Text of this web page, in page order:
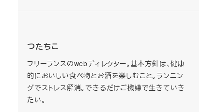
つたちこ
フリーランスのwebディレクター。基本方針は、健康
的においしい食べ物とお酒を楽しむこと。ランニン
グでストレス解消。できるだけご機嫌で生きていき
たい。